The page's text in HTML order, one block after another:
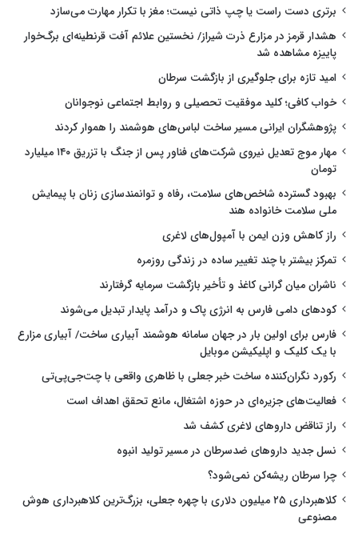
برتری دست راست یا چپ ذاتی نیست؛ مغز با تکرار مهارت می‌سازد
هشدار قرمز در مزارع ذرت شیراز/ نخستین علائم آفت قرنطینه‌ای برگ‌خوار
پاییزه مشاهده شد
امید تازه برای جلوگیری از بازگشت سرطان
خواب کافی؛ کلید موفقیت تحصیلی و روابط اجتماعی نوجوانان
پژوهشگران ایرانی مسیر ساخت لباس‌های هوشمند را هموار کردند
مهار موج تعدیل نیروی شرکت‌های فناور پس از جنگ با تزریق ۱۴۰ میلیارد
تومان
بهبود گسترده شاخص‌های سلامت، رفاه و توانمندسازی زنان با پیمایش
ملی سلامت خانواده هند
راز کاهش وزن ایمن با آمپول‌های لاغری
تمرکز بیشتر با چند تغییر ساده در زندگی روزمره
ناشران میان گرانی کاغذ و تأخیر بازگشت سرمایه گرفتارند
کودهای دامی فارس به انرژی پاک و درآمد پایدار تبدیل می‌شوند
فارس برای اولین بار در جهان سامانه هوشمند آبیاری ساخت/ آبیاری مزارع
با یک کلیک و اپلیکیشن موبایل
رکورد نگران‌کننده ساخت خبر جعلی با ظاهری واقعی با چت‌جی‌پی‌تی
فعالیت‌های جزیره‌ای در حوزه اشتغال، مانع تحقق اهداف است
راز تناقض داروهای لاغری کشف شد
نسل جدید داروهای ضدسرطان در مسیر تولید انبوه
چرا سرطان ریشه‌کن نمی‌شود؟
کلاهبرداری ۲۵ میلیون دلاری با چهره جعلی، بزرگ‌ترین کلاهبرداری هوش
مصنوعی